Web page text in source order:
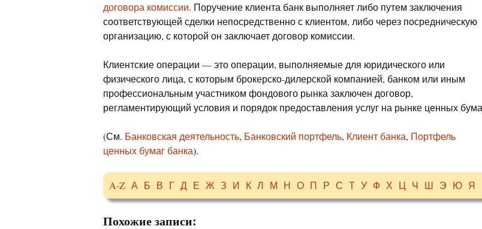
договора комиссии. Поручение клиента банк выполняет либо путем заключения
соответствующей сделки непосредственно с клиентом, либо через посредническую
организацию, с которой он заключает договор комиссии.
Клиентские операции — это операции, выполняемые для юридического или
физического лица, с которым брокерско-дилерской компанией, банком или иным
профессиональным участником фондового рынка заключен договор,
регламентирующий условия и порядок предоставления услуг на рынке ценных
(См. Банковская деятельность, Банковский портфель, Клиент банка, Портфель
ценных бумаг банка).
A-Z А Б В Г Д Е Ж З И К Л М Н О П Р С Т У Ф Х Ц Ч Ш Э Ю Я
Похожие записи: